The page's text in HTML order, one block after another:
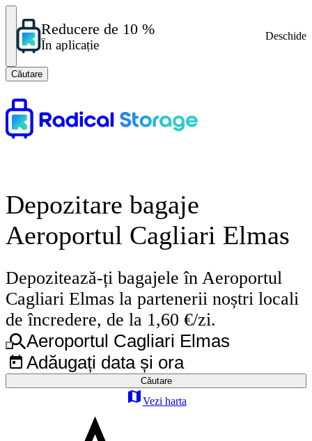
Reducere de 10 %
În aplicație
Deschide
Căutare
Depozitare bagaje
Aeroportul Cagliari Elmas
Depozitează-ți bagajele în Aeroportul
Cagliari Elmas la partenerii noștri locali
de încredere, de la 1,60 €/zi.
Aeroportul Cagliari Elmas
Adăugați data și ora
Căutare
Vezi harta